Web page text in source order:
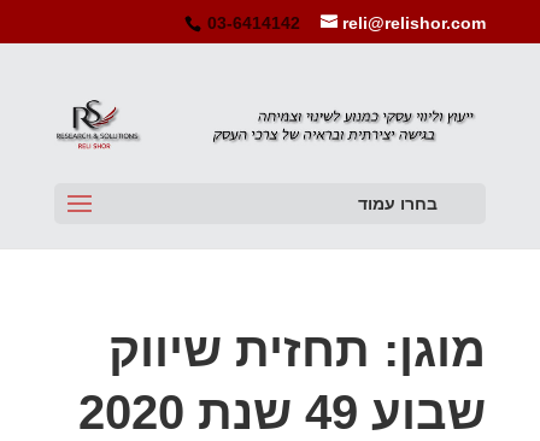
03-6414142 reli@relishor.com
בחרו עמוד
מוגן: תחזית שיווק
שבוע 49 שנת 2020